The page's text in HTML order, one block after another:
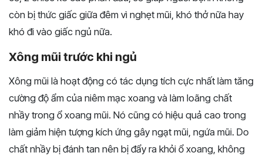
còn bị thức giấc giữa đêm vì nghẹt mũi, khó thở nữa hay
khó đi vào giấc ngủ nữa.
Xông mũi trước khi ngủ
Xông mũi là hoạt động có tác dụng tích cực nhất làm tăng
cường độ ẩm của niêm mạc xoang và làm loãng chất
nhầy trong ổ xoang mũi. Nó cũng có hiệu quả cao trong
làm giảm hiện tượng kích ứng gây ngạt mũi, ngứa mũi. Do
chất nhầy bị đánh tan nên bị đẩy ra khỏi ổ xoang, không